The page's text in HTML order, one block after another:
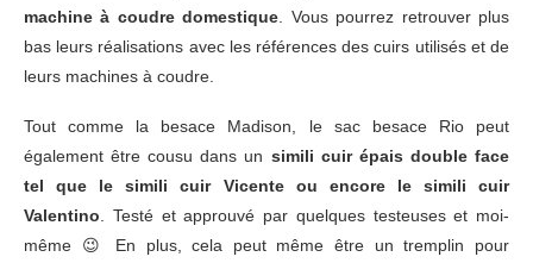
machine à coudre domestique . Vous pourrez retrouver plus
bas leurs réalisations avec les références des cuirs utilisés et de
leurs machines à coudre.
Tout comme la besace Madison, le sac besace Rio peut
également être cousu dans un simili cuir épais double face
tel que le simili cuir Vicente ou encore le simili cuir
Valentino . Testé et approuvé par quelques testeuses et moi-
même 😉 En plus, cela peut même être un tremplin pour